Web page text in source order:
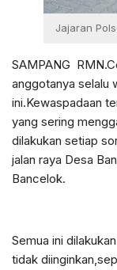
Jajaran
SAMPANG
anggotanya selalu
ini.Kewaspadaan
yang sering
dilakukan setiap
jalan raya Desa
Bancelok.
Semua ini
tidak